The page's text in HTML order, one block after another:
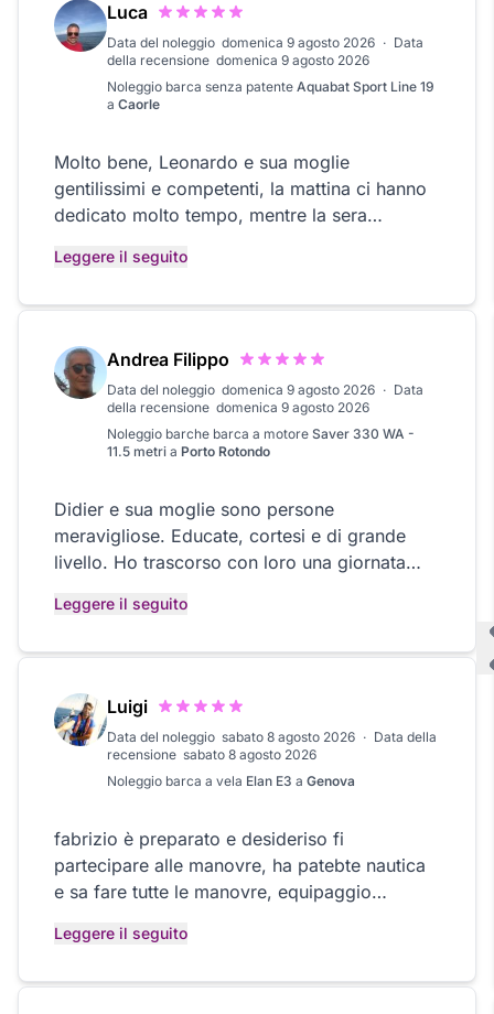
Luca
Data del noleggio domenica 9 agosto 2026 · Data
della recensione domenica 9 agosto 2026
Noleggio barca senza patente Aquabat Sport Line 19
a Caorle
Molto bene, Leonardo e sua moglie
gentilissimi e competenti, la mattina ci hanno
dedicato molto tempo, mentre la sera
barca è ideale per un giro in laguna, nei fiumi
Mazarack fantastico con comodo parcheggio
Leggere il seguito
Andrea Filippo
Data del noleggio domenica 9 agosto 2026 · Data
della recensione domenica 9 agosto 2026
Noleggio barche barca a motore Saver 330 WA -
11.5 metri a Porto Rotondo
Didier e sua moglie sono persone
meravigliose. Educate, cortesi e di grande
livello. Ho trascorso con loro una giornata
dettaglio. Spero di riaverli a bordo quanto
Leggere il seguito
Luigi
Data del noleggio sabato 8 agosto 2026 · Data della
recensione sabato 8 agosto 2026
Noleggio barca a vela Elan E3 a Genova
fabrizio è preparato e desideriso fi
partecipare alle manovre, ha patebte nautica
e sa fare tutte le manovre, equipaggio
grande passione per la vela dimostrata anche
Leggere il seguito